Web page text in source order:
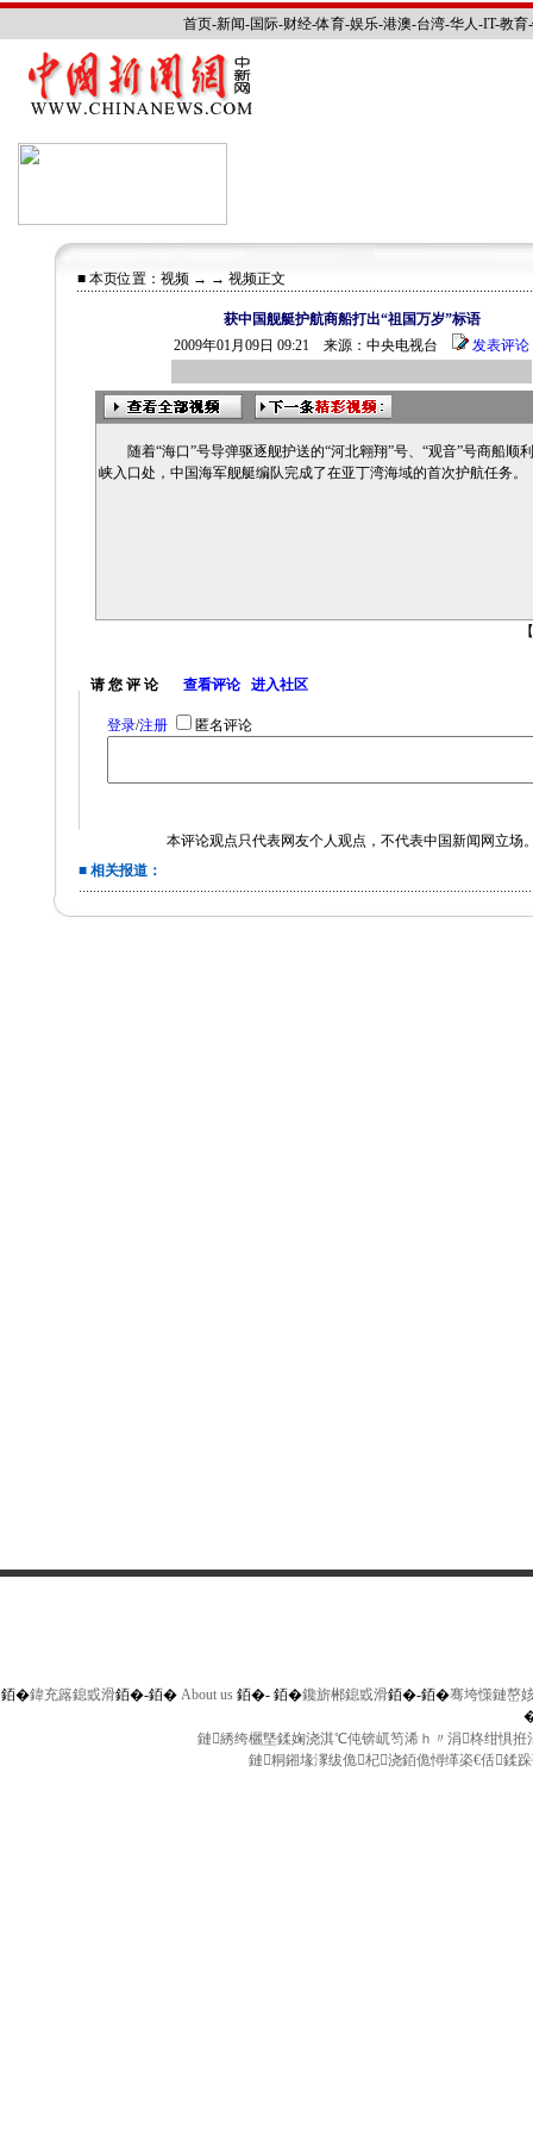
首页-新闻-国际-财经-体育-娱乐-港澳-台湾-华人-IT-教育-
■ 本页位置： 视频 → → 视频正文
获中国舰艇护航商船打出“祖国万岁”标语
2009年01月09日 09:21 来源：中央电视台
发表评论
随着“海口”号导弹驱逐舰护送的“河北翱翔”号、“观音”号商船顺
峡入口处，中国海军舰艇编队完成了在亚丁湾海域的首次护航任务。
【
请 您 评 论 查看评论 进入社区
登录/注册 匿名评论
本评论观点只代表网友个人观点，不代表中国新闻网立场
■ 相关报道：
銆�鍏充簬鎴戜滑銆�-銆� About us 銆�- 銆�鑱旂郴鎴戜滑銆�-銆�骞垮憡鏈嶅
鏈綉绔欐墍鍒婅浇淇℃伅锛屼笉浠ｈ〃涓柊绀惧
鏈粡鎺堟潈绂佹杞浇銆佹憳缂栥€佸鍒